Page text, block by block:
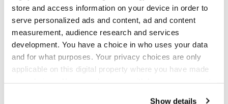
store and access information on your device in order to
serve personalized ads and content, ad and content
measurement, audience research and services
development. You have a choice in who uses your data
and for what purposes. Your privacy choices are only
applicable on this digital property where you have made
Show details
hai domande o dubbi riguardo la Marmitta, il
Silenziatore o lo Scarico della tua Moto non
esitare a contattarci.
IXILnasce a Barcellona nel 1955 ed è ora un
marchio consolidato nel campo delle corse
motociclistiche, presente in oltre 40 distributori
dislocati in cinque continenti. Con oltre